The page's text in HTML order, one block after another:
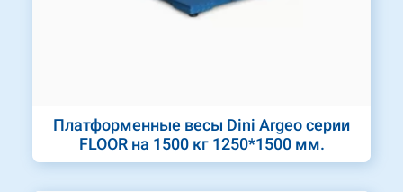
Платформенные весы Dini Argeo серии
FLOOR на 1500 кг 1250*1500 мм.